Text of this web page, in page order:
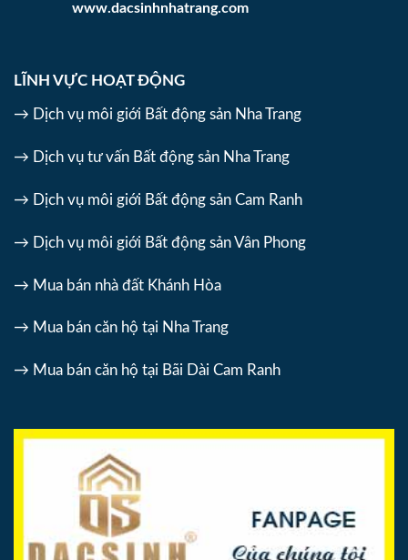
www.dacsinhnhatrang.com
LĨNH VỰC HOẠT ĐỘNG
→ Dịch vụ môi giới Bất động sản Nha Trang
→ Dịch vụ tư vấn Bất động sản Nha Trang
→ Dịch vụ môi giới Bất động sản Cam Ranh
→ Dịch vụ môi giới Bất động sản Vân Phong
→ Mua bán nhà đất Khánh Hòa
→ Mua bán căn hộ tại Nha Trang
→ Mua bán căn hộ tại Bãi Dài Cam Ranh